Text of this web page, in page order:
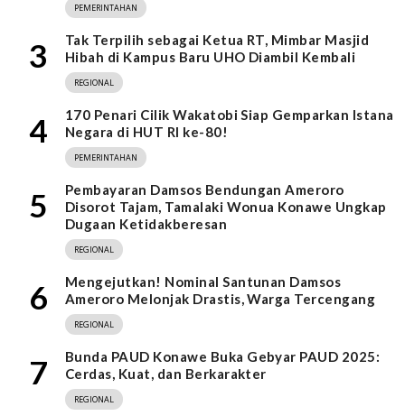
PEMERINTAHAN
3
Tak Terpilih sebagai Ketua RT, Mimbar Masjid
Hibah di Kampus Baru UHO Diambil Kembali
REGIONAL
4
170 Penari Cilik Wakatobi Siap Gemparkan Istana
Negara di HUT RI ke-80!
PEMERINTAHAN
5
Pembayaran Damsos Bendungan Ameroro
Disorot Tajam, Tamalaki Wonua Konawe Ungkap
Dugaan Ketidakberesan
REGIONAL
6
Mengejutkan! Nominal Santunan Damsos
Ameroro Melonjak Drastis, Warga Tercengang
REGIONAL
7
Bunda PAUD Konawe Buka Gebyar PAUD 2025:
Cerdas, Kuat, dan Berkarakter
REGIONAL